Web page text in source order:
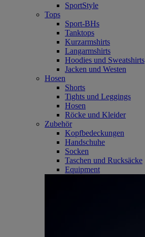
SportStyle
Tops
Sport-BHs
Tanktops
Kurzarmshirts
Langarmshirts
Hoodies und Sweatshirts
Jacken und Westen
Hosen
Shorts
Tights und Leggings
Hosen
Röcke und Kleider
Zubehör
Kopfbedeckungen
Handschuhe
Socken
Taschen und Rucksäcke
Equipment